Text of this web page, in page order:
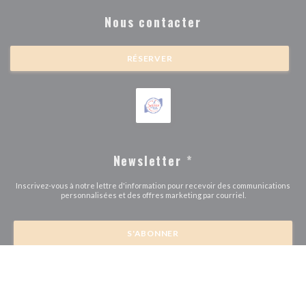
Nous contacter
RÉSERVER
Newsletter *
Inscrivez-vous à notre lettre d'information pour recevoir des communications
personnalisées et des offres marketing par courriel.
S'ABONNER